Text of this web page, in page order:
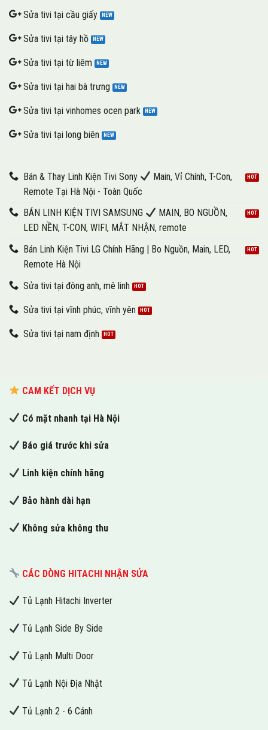
Sửa tivi tại cầu giấy
Sửa tivi tại tây hồ
Sửa tivi tại từ liêm
Sửa tivi tại hai bà trưng
Sửa tivi tại vinhomes ocen park
Sửa tivi tại long biên
Bán & Thay Linh Kiện Tivi Sony
Main, Vỉ Chính, T-Con,
Remote Tại Hà Nội - Toàn Quốc
BÁN LINH KIỆN TIVI SAMSUNG
MAIN, BO NGUỒN,
LED NỀN, T-CON, WIFI, MẮT NHẬN, remote
Bán Linh Kiện Tivi LG Chính Hãng | Bo Nguồn, Main, LED,
Remote Hà Nội
Sửa tivi tại đông anh, mê linh
Sửa tivi tại vĩnh phúc, vĩnh yên
Sửa tivi tại nam định
CAM KẾT DỊCH VỤ
Có mặt nhanh tại Hà Nội
Báo giá trước khi sửa
Linh kiện chính hãng
Bảo hành dài hạn
Không sửa không thu
CÁC DÒNG HITACHI NHẬN SỬA
Tủ Lạnh Hitachi Inverter
Tủ Lạnh Side By Side
Tủ Lạnh Multi Door
Tủ Lạnh Nội Địa Nhật
Tủ Lạnh 2 - 6 Cánh